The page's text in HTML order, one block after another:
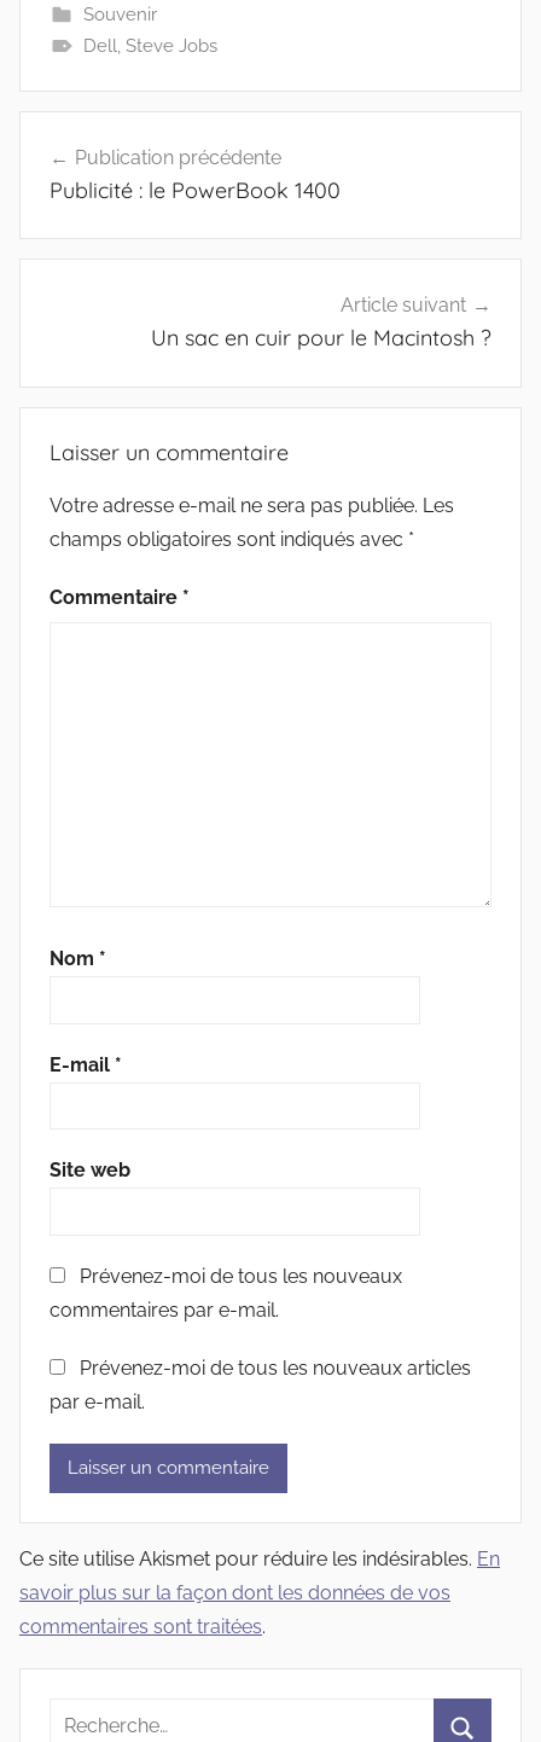
Souvenir
Dell, Steve Jobs
de
Publication précédente
Publicité : le PowerBook 1400
Article suivant
Un sac en cuir pour le Macintosh ?
Laisser un commentaire
Votre adresse e-mail ne sera pas publiée. Les
champs obligatoires sont indiqués avec *
Commentaire *
Nom *
E-mail *
Site web
Prévenez-moi de tous les nouveaux
commentaires par e-mail.
Prévenez-moi de tous les nouveaux articles
par e-mail.
Ce site utilise Akismet pour réduire les indésirables. En
savoir plus sur la façon dont les données de vos
commentaires sont traitées.
Recherche